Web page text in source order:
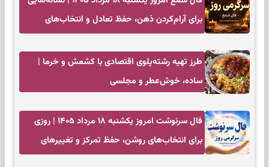
برای آرام‌کردن ذهن، حفظ تعادل و انتخاب‌های
کم‌حاشیه
طرز تهیه رشته‌پلوی اقتصادی با کشمش و خرما |
ساده، خوش‌عطر و مجلسی
فال سرنوشت امروز یکشنبه ۱۸ مرداد ۱۴۰۵ | روزی
برای انتخاب‌های روشن، حفظ تمرکز و تغییرهای
کم‌هزینه